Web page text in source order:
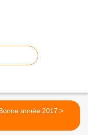
Bonne année 2017 >